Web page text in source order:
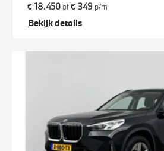
€ 18.450of€ 349 p/m
Bekijk details